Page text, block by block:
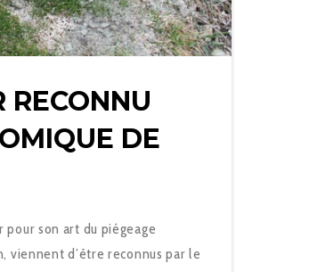
RECONNU
DE
son art du piégeage
viennent d’être reconnus par le